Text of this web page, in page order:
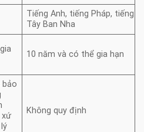
Tiếng Anh, tiếng Pháp, tiếng
Tây Ban Nha
10 năm và có thể gia hạn
bảo
xứ
Không quy định